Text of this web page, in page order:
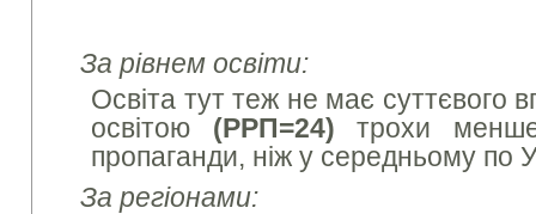
За рівнем освіти:
Освіта тут теж не має суттєвого
освітою (РРП=24) трохи
пропаганди, ніж у середньому по
За регіонами: